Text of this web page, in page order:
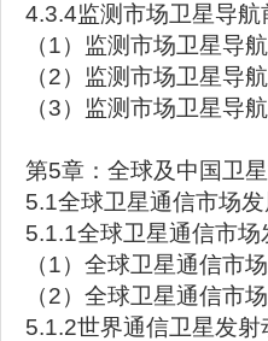
4.3.4监测市场卫星导航
（1）监测市场卫星导
（2）监测市场卫星导
（3）监测市场卫星导
第5章：全球及中国卫
5.1全球卫星通信市场
5.1.1全球卫星通信市
（1）全球卫星通信市
（2）全球卫星通信市
5.1.2世界通信卫星发射